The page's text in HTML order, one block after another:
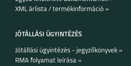
XML árlista / termékinformáció »
JÓTÁLLÁSI ÜGYINTÉZÉS
Jótállási ügyintézés - jegyzőkönyvek »
RMA folyamat leírása »